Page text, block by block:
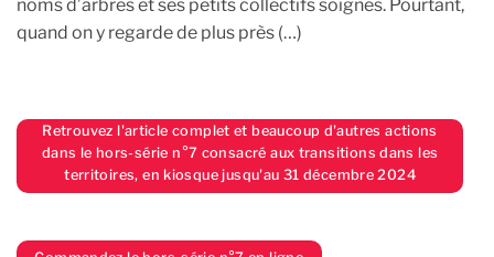
noms d’arbres et ses petits collectifs soignés. Pourtant,
quand on y regarde de plus près (…)
Retrouvez l'article complet et beaucoup d'autres actions
dans le hors-série n°7 consacré aux transitions dans les
territoires, en kiosque jusqu'au 31 décembre 2024